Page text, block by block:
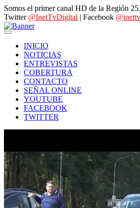
Somos el primer canal HD de la Región
Twitter @InetTvDigital | Facebook
INICIO
NOTICIAS
ENTREVISTAS
COBERTURA
CONTACTO
SEÑAL ONLINE
YOUTUBE
FACEBOOK
TWITTER